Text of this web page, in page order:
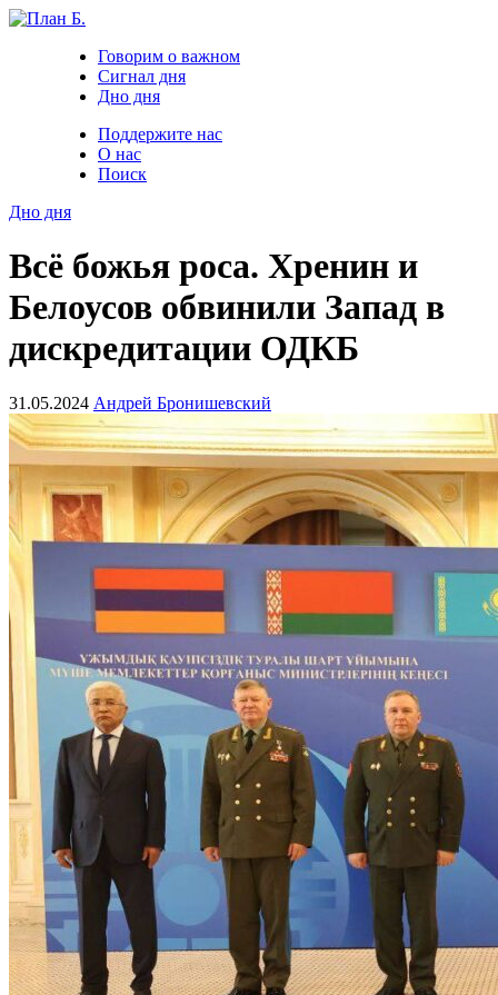
Говорим о важном
Сигнал дня
Дно дня
Поддержите нас
О нас
Поиск
Дно дня
Всё божья роса. Хренин и
Белоусов обвинили Запад в
дискредитации ОДКБ
31.05.2024 Андрей Бронишевский